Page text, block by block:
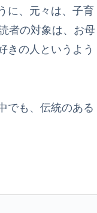
に、元々は、子育
者の対象は、お母
きの人というよう
でも、伝統のある